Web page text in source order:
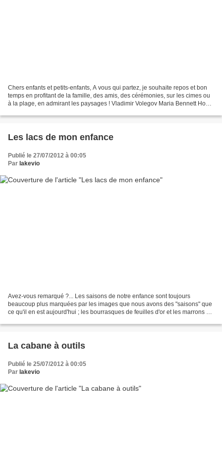
Chers enfants et petits-enfants, A vous qui partez, je souhaite repos et bon
temps en profitant de la famille, des amis, des cérémonies, sur les cimes ou
à la plage, en admirant les paysages ! Vladimir Volegov Maria Bennett Hock
Les lacs de mon enfance
Publié le 27/07/2012 à 00:05
Par lakevio
Avez-vous remarqué ?... Les saisons de notre enfance sont toujours
beaucoup plus marquées par les images que nous avons des "saisons" que
ce qu'il en est aujourd'hui ; les bourrasques de feuilles d'or et les marrons en
La cabane à outils
Publié le 25/07/2012 à 00:05
Par lakevio